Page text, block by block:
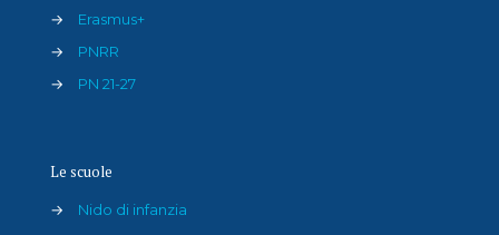
→
Erasmus+
→
PNRR
→
PN 21-27
Le scuole
→
Nido di infanzia